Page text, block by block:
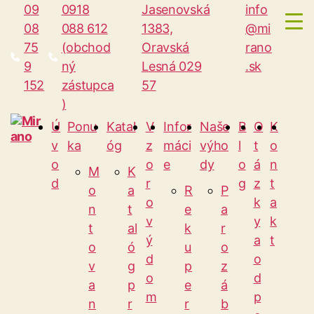
09
08
75
9
152
0918
088 612
(obchod
ný
zástupca
)
Jasenovská
1383,
Oravská
Lesná 029
57
info
@mi
rano
.sk
Ú
v
o
d
Ponu
ka
M
o
n
t
o
v
a
n
Katal
óg
K
a
t
al
ó
g
p
r
V
z
o
r
o
v
ý
d
o
m
Infor
máci
e
R
e
k
u
p
e
r
Naše
výho
dy
P
a
r
o
z
á
b
B
l
o
g
O
t
á
z
k
y
a
o
d
p
K
o
n
t
a
k
t